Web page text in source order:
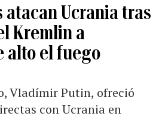
atacan Ucrania tras
Kremlin a
alto el fuego
Vladímir Putin, ofreció
con Ucrania en